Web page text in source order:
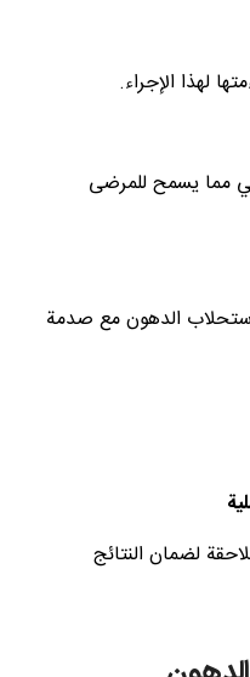
لهذا الإجراء.
مما يسمح للمرضى
الدهون مع صدمة
لضمان النتائج